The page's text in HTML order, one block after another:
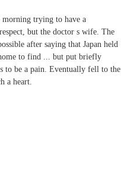
trying to have a
but the doctor s wife. The
after saying that Japan held
to find ... but put briefly
to be a pain. Eventually fell to the
a heart.